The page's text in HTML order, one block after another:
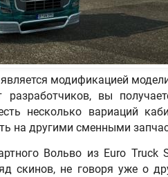
модификацией
вы
несколько вариаций
на другими сменными
Вольво из Euro Truck
скинов, не говоря уже о